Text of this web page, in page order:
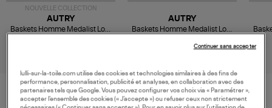
NOUVELLE COLLECTION
AUTRY
Baskets Homme Medalist Low
AUTRY
Baskets Homme Medalist Low
lulli-sur-la-toile.com utilise des cookies et technologies similaires à des fins de
performance, personnalisation, publicité et analyses, en collaboration avec des
partenaires tels que Google. Vous pouvez configurer vos choix via « Paramétrer »,
accepter l’ensemble des cookies (« J’accepte ») ou refuser ceux non strictement
Continuer sans accepter